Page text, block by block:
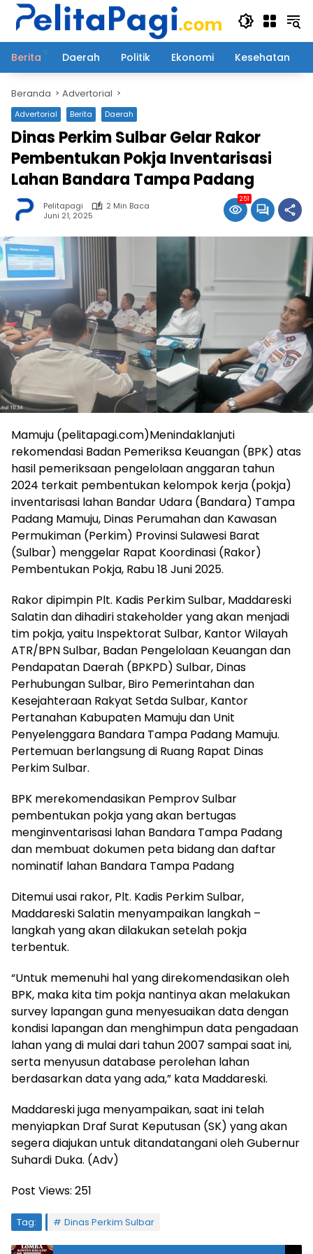
Langsung
Berita
Daerah Politik Ekonomi Kesehatan
Beranda Advertorial
Advertorial Berita Daerah
Dinas Perkim Sulbar Gelar Rakor
Pembentukan Pokja Inventarisasi
Lahan Bandara Tampa Padang
Pelitapagi
2 Min Baca
Juni 21, 2025
251
Mamuju (pelitapagi.com)Menindaklanjuti
rekomendasi Badan Pemeriksa Keuangan (BPK) atas
hasil pemeriksaan pengelolaan anggaran tahun
2024 terkait pembentukan kelompok kerja (pokja)
inventarisasi lahan Bandar Udara (Bandara) Tampa
Padang Mamuju, Dinas Perumahan dan Kawasan
Permukiman (Perkim) Provinsi Sulawesi Barat
(Sulbar) menggelar Rapat Koordinasi (Rakor)
Pembentukan Pokja, Rabu 18 Juni 2025.
Rakor dipimpin Plt. Kadis Perkim Sulbar, Maddareski
Salatin dan dihadiri stakeholder yang akan menjadi
tim pokja, yaitu Inspektorat Sulbar, Kantor Wilayah
ATR/BPN Sulbar, Badan Pengelolaan Keuangan dan
Pendapatan Daerah (BPKPD) Sulbar, Dinas
Perhubungan Sulbar, Biro Pemerintahan dan
Kesejahteraan Rakyat Setda Sulbar, Kantor
Pertanahan Kabupaten Mamuju dan Unit
Penyelenggara Bandara Tampa Padang Mamuju.
Pertemuan berlangsung di Ruang Rapat Dinas
Perkim Sulbar.
BPK merekomendasikan Pemprov Sulbar
pembentukan pokja yang akan bertugas
menginventarisasi lahan Bandara Tampa Padang
dan membuat dokumen peta bidang dan daftar
nominatif lahan Bandara Tampa Padang
Ditemui usai rakor, Plt. Kadis Perkim Sulbar,
Maddareski Salatin menyampaikan langkah –
langkah yang akan dilakukan setelah pokja
terbentuk.
“Untuk memenuhi hal yang direkomendasikan oleh
BPK, maka kita tim pokja nantinya akan melakukan
survey lapangan guna menyesuaikan data dengan
kondisi lapangan dan menghimpun data pengadaan
lahan yang di mulai dari tahun 2007 sampai saat ini,
serta menyusun database perolehan lahan
berdasarkan data yang ada,” kata Maddareski.
Maddareski juga menyampaikan, saat ini telah
menyiapkan Draf Surat Keputusan (SK) yang akan
segera diajukan untuk ditandatangani oleh Gubernur
Suhardi Duka. (Adv)
Post Views: 251
Tag: Dinas Perkim Sulbar